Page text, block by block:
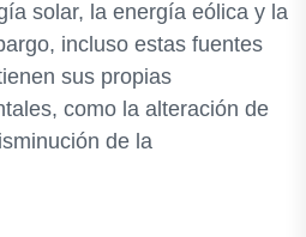
solar, la energía eólica y la
incluso estas fuentes
sus propias
como la alteración de
de la